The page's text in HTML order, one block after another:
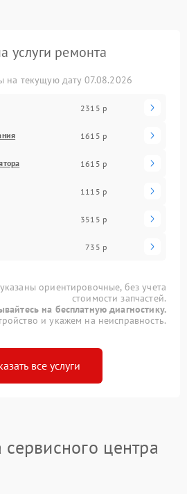
услуги ремонта
на текущую дату 07.08.2026
2315 р
1615 р
1615 р
1115 р
3515 р
735 р
ориентировочные, без учета
стоимости запчастей.
на бесплатную диагностику.
и укажем на неисправность.
все услуги
центра